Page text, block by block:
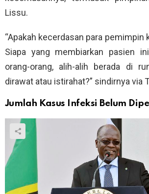
Lissu.
“Apakah kecerdasan para pemimpin
Siapa yang membiarkan pasien
orang-orang, alih-alih berada di
dirawat atau istirahat?” sindirnya via
Jumlah Kasus Infeksi Belum